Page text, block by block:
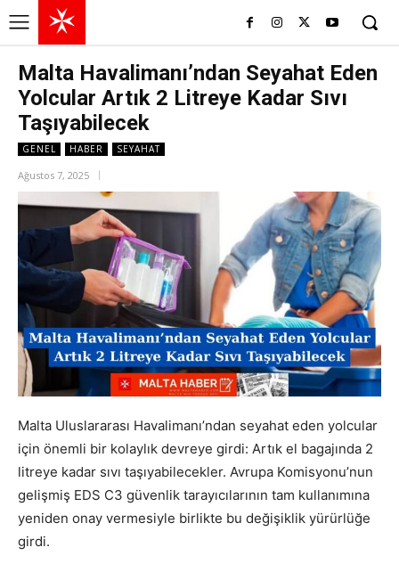
Malta Havalimanı’ndan Seyahat Eden
Yolcular Artık 2 Litreye Kadar Sıvı
Taşıyabilecek
GENEL HABER SEYAHAT
Ağustos 7, 2025
Malta Uluslararası Havalimanı’ndan seyahat eden yolcular
için önemli bir kolaylık devreye girdi: Artık el bagajında 2
litreye kadar sıvı taşıyabilecekler. Avrupa Komisyonu’nun
gelişmiş EDS C3 güvenlik tarayıcılarının tam kullanımına
yeniden onay vermesiyle birlikte bu değişiklik yürürlüğe
girdi.